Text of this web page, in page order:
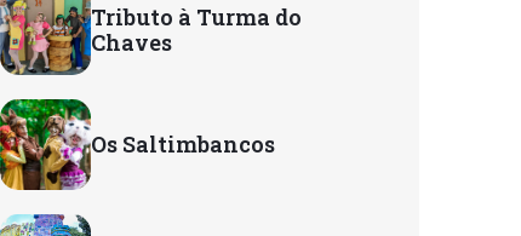
Tributo à Turma do
Chaves
Os Saltimbancos